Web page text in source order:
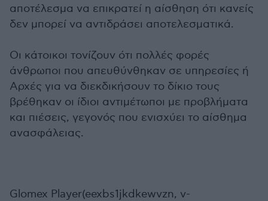
αποτέλεσμα να επικρατεί η αίσθηση ότι κανείς
δεν μπορεί να αντιδράσει αποτελεσματικά.
Οι κάτοικοι τονίζουν ότι πολλές φορές
άνθρωποι που απευθύνθηκαν σε υπηρεσίες ή
Αρχές για να διεκδικήσουν το δίκιο τους
βρέθηκαν οι ίδιοι αντιμέτωποι με προβλήματα
και πιέσεις, γεγονός που ενισχύει το αίσθημα
ανασφάλειας.
Glomex Player(eexbs1jkdkewvzn, v-